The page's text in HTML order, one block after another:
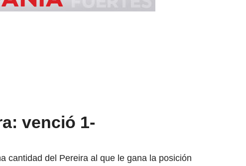
venció 1-
cantidad del Pereira al que le gana la posición